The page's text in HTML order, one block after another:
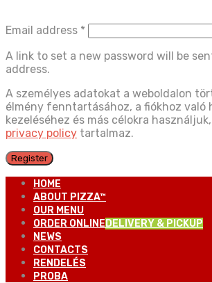
Email address *
A link to set a new password will be
address.
A személyes adatokat a weboldalon
élmény fenntartásához, a fiókhoz való
kezeléséhez és más célokra
privacy policy tartalmaz.
Register
HOME
ABOUT PIZZA™
OUR MENU
ORDER ONLINE DELIVERY & PICKUP
NEWS
CONTACTS
RENDELÉS
PROBA